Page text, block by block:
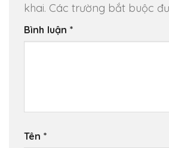
khai. Các trường bắt buộc
Bình luận *
Tên *